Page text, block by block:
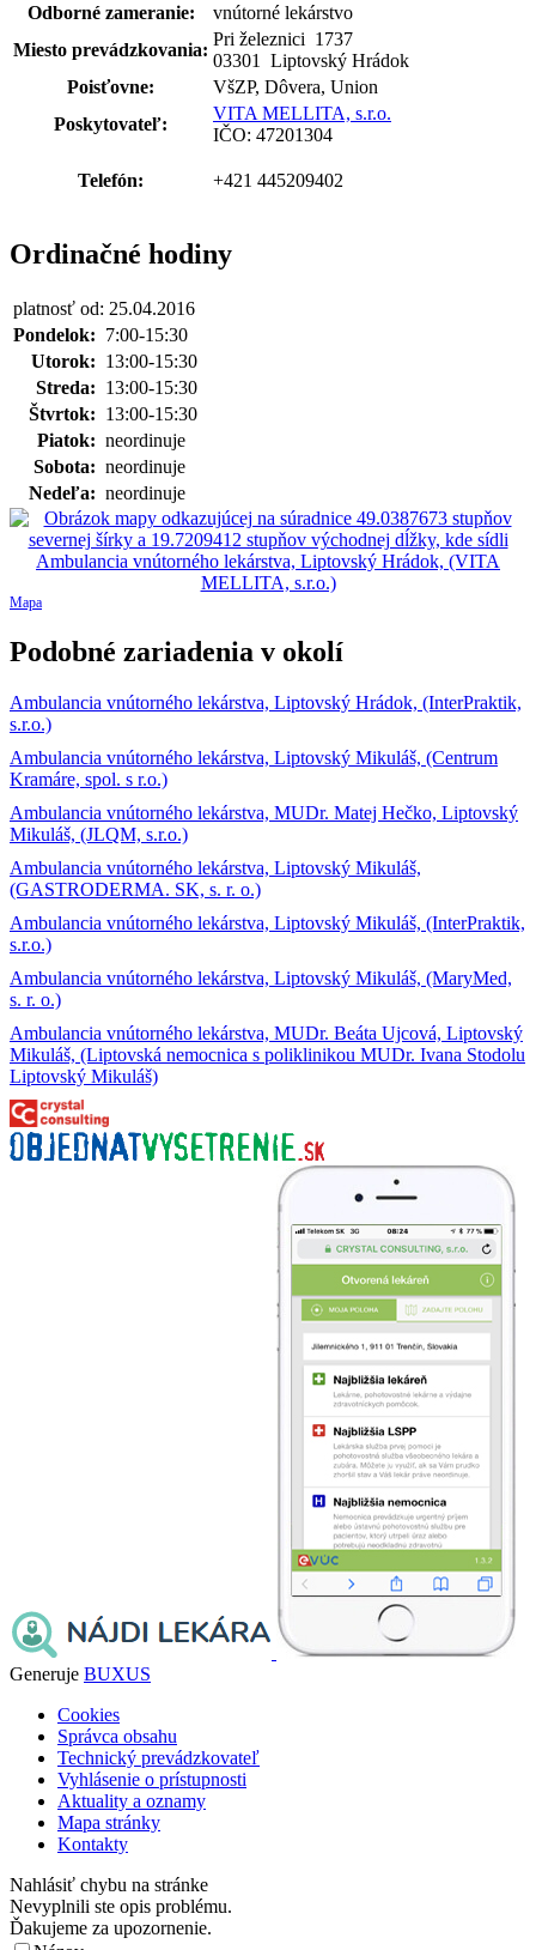
Odborné zameranie:
vnútorné lekárstvo
Miesto prevádzkovania:
Pri železnici 1737
03301 Liptovský Hrádok
Poisťovne:
VšZP, Dôvera, Union
Poskytovateľ:
VITA MELLITA, s.r.o.
IČO: 47201304
Telefón: +421 445209402
Ordinačné hodiny
platnosť od: 25.04.2016
Pondelok: 7:00-15:30
Utorok: 13:00-15:30
Streda: 13:00-15:30
Štvrtok: 13:00-15:30
Piatok: neordinuje
Sobota: neordinuje
Nedeľa: neordinuje
Mapa
Podobné zariadenia v okolí
Ambulancia vnútorného lekárstva, Liptovský Hrádok, (InterPraktik,
s.r.o.)
Ambulancia vnútorného lekárstva, Liptovský Mikuláš, (Centrum
Kramáre, spol. s r.o.)
Ambulancia vnútorného lekárstva, MUDr. Matej Hečko, Liptovský
Mikuláš, (JLQM, s.r.o.)
Ambulancia vnútorného lekárstva, Liptovský Mikuláš,
(GASTRODERMA. SK, s. r. o.)
Ambulancia vnútorného lekárstva, Liptovský Mikuláš, (InterPraktik,
s.r.o.)
Ambulancia vnútorného lekárstva, Liptovský Mikuláš, (MaryMed,
s. r. o.)
Ambulancia vnútorného lekárstva, MUDr. Beáta Ujcová, Liptovský
Mikuláš, (Liptovská nemocnica s poliklinikou MUDr. Ivana Stodolu
Liptovský Mikuláš)
Generuje BUXUS
Cookies
Správca obsahu
Technický prevádzkovateľ
Vyhlásenie o prístupnosti
Aktuality a oznamy
Mapa stránky
Kontakty
Nahlásiť chybu na stránke
Nevyplnili ste opis problému.
Ďakujeme za upozornenie.